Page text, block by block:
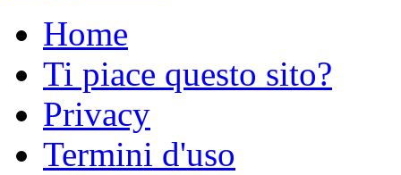
Home
Ti piace questo sito?
Privacy
Termini d'uso